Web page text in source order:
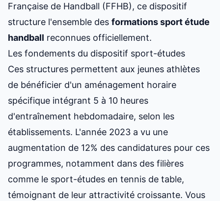
Française de Handball (FFHB), ce dispositif
structure l'ensemble des formationssport étude
handball reconnues officiellement.
Les fondements du dispositif sport-études
Ces structures permettent aux jeunes athlètes
de bénéficier d'un aménagement horaire
spécifique intégrant 5 à 10 heures
d'entraînement hebdomadaire, selon les
établissements. L'année 2023 a vu une
augmentation de 12% des candidatures pour ces
programmes, notamment dans des filières
comme le sport-études en tennis de table,
témoignant de leur attractivité croissante. Vous